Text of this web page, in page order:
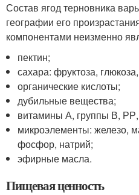
Состав ягод терновника
географии его
компонентами неизменно
пектин;
сахара: фруктоза,
органические кислоты;
дубильные вещества;
витамины А, группы В, РР,
микроэлементы: железо,
фосфор, натрий;
эфирные масла.
Пищевая ценность